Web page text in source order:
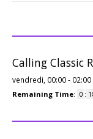
Calling Classic
vendredi, 00:00- 02:00
Remaining Time: 0 :